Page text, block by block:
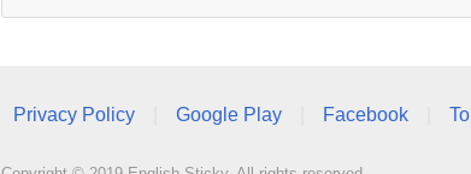
Privacy Policy Google Play Facebook